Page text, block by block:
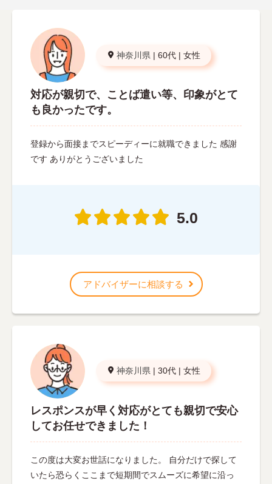
神奈川県 | 60代 | 女性
対応が親切で、ことば遣い等、印象がとて
も良かったです。
登録から面接までスピーディーに就職できました 感謝
です ありがとうございました
5.0
アドバイザーに相談する
神奈川県 | 30代 | 女性
レスポンスが早く対応がとても親切で安心
してお任せできました！
この度は大変お世話になりました。 自分だけで探して
いたら恐らくここまで短期間でスムーズに希望に沿っ